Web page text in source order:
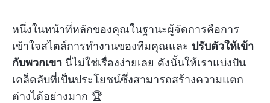
หนึ่งในหน้าที่หลักของคุณในฐานะผู้จัดการคือการ
เข้าใจสไตล์การทำงานของทีมคุณและ ปรับตัวให้เข้า
กับพวกเขา นี่ไม่ใช่เรื่องง่ายเลย ดังนั้นให้เราแบ่งปัน
เคล็ดลับที่เป็นประโยชน์ซึ่งสามารถสร้างความแตก
ต่างได้อย่างมาก 🏆